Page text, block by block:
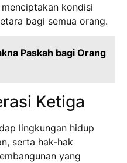
kondisi
bagi semua orang.
Paskah bagi Orang
Ketiga
lingkungan hidup
serta hak-hak
yang